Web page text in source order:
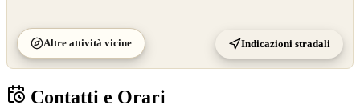
Altre attività vicine Indicazioni stradali
Contatti e Orari